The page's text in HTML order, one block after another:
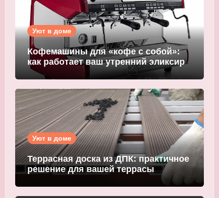
Уют в доме
Кофемашины для «кофе с собой»:
как работает ваш утренний эликсир
Уют в доме
Террасная доска из ДПК: практичное
решение для вашей террасы